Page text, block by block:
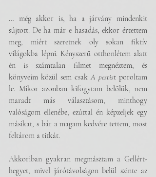
… még akkor is, ha a járvány mindenkit
sújtott. De ha már e hasadás, ekkor értettem
meg, miért szeretnek oly sokan fiktív
világokba lépni. Kényszerű otthonlétem alatt
én is számtalan filmet megnéztem, és
könyveim közül sem csak A pestist poroltam
le. Mikor azonban kifogytam belőlük, nem
maradt más választásom, minthogy
valóságom ellenébe, ezúttal én képzeljek egy
másikat, s bár a magam kedvére tettem, most
feltárom a titkát.
Akkoriban gyakran megmásztam a Gellért-
hegyet, mivel járótávolságon belül szinte az